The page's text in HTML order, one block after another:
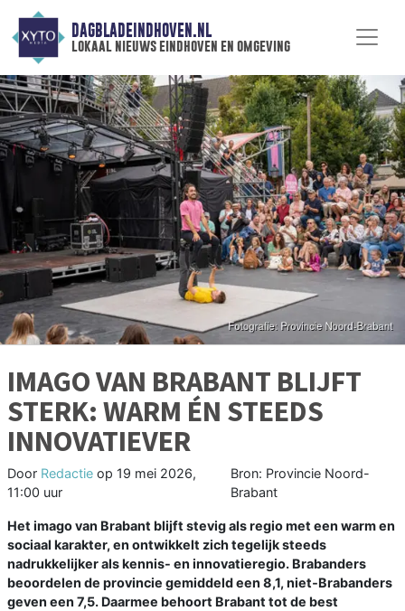
DAGBLADEINDHOVEN.NL
lokaal nieuws eindhoven en omgeving
IMAGO VAN BRABANT BLIJFT
STERK: WARM ÉN STEEDS
INNOVATIEVER
Door Redactie op 19 mei 2026,
11:00 uur
Bron: Provincie Noord-
Brabant
Het imago van Brabant blijft stevig als regio met een warm en
sociaal karakter, en ontwikkelt zich tegelijk steeds
nadrukkelijker als kennis- en innovatieregio. Brabanders
beoordelen de provincie gemiddeld een 8,1, niet‑Brabanders
geven een 7,5. Daarmee behoort Brabant tot de best